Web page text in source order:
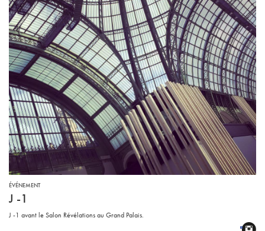
ÉVÉNEMENT
J -1
J -1 avant le Salon Révélations au Grand Palais.